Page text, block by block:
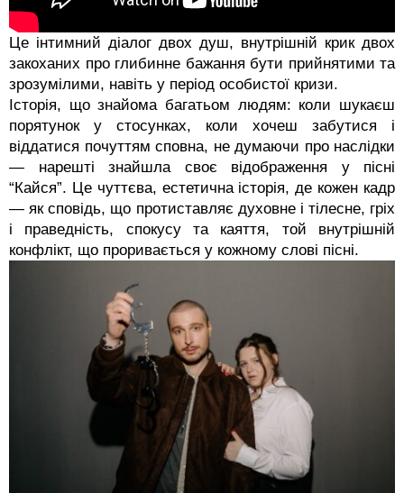
Це інтимний діалог двох душ, внутрішній крик двох
закоханих про глибинне бажання бути прийнятими та
зрозумілими, навіть у період особистої кризи.
Історія, що знайома багатьом людям: коли шукаєш
порятунок у стосунках, коли хочеш забутися і
віддатися почуттям сповна, не думаючи про наслідки
— нарешті знайшла своє відображення у пісні
“Кайся”. Це чуттєва, естетична історія, де кожен кадр
— як сповідь, що протиставляє духовне і тілесне, гріх
і праведність, спокусу та каяття, той внутрішній
конфлікт, що проривається у кожному слові пісні.